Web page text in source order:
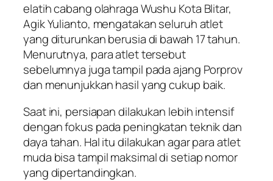
elatih cabang olahraga Wushu Kota Blitar,
Agik Yulianto, mengatakan seluruh atlet
yang diturunkan berusia di bawah 17 tahun.
Menurutnya, para atlet tersebut
sebelumnya juga tampil pada ajang Porprov
dan menunjukkan hasil yang cukup baik.
Saat ini, persiapan dilakukan lebih intensif
dengan fokus pada peningkatan teknik dan
daya tahan. Hal itu dilakukan agar para atlet
muda bisa tampil maksimal di setiap nomor
yang dipertandingkan.